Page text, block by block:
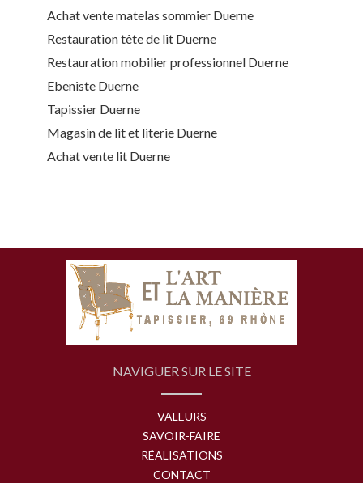
Achat vente matelas sommier Duerne
Restauration tête de lit Duerne
Restauration mobilier professionnel Duerne
Ebeniste Duerne
Tapissier Duerne
Magasin de lit et literie Duerne
Achat vente lit Duerne
NAVIGUER SUR LE SITE
VALEURS
SAVOIR-FAIRE
RÉALISATIONS
CONTACT